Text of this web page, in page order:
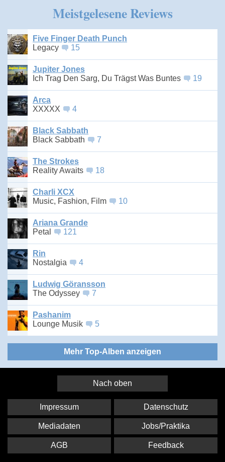
Meistgelesene Reviews
Five Finger Death Punch
Legacy
15
Jupiter Jones
Ich Trag Den Sarg, Du Trägst Was Buntes
19
Arca
XXXXX
4
Black Sabbath
Black Sabbath
7
The Strokes
Reality Awaits
18
Charli XCX
Music, Fashion, Film
10
Ariana Grande
Petal
121
Rin
Nostalgia
4
Ludwig Göransson
The Odyssey
7
Pashanim
Lounge Musik
5
Mehr Top-Alben anzeigen
Nach oben
Impressum Datenschutz
Mediadaten Jobs/Praktika
AGB Feedback